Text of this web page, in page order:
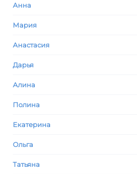
Анна
Мария
Анастасия
Дарья
Алина
Полина
Екатерина
Ольга
Татьяна